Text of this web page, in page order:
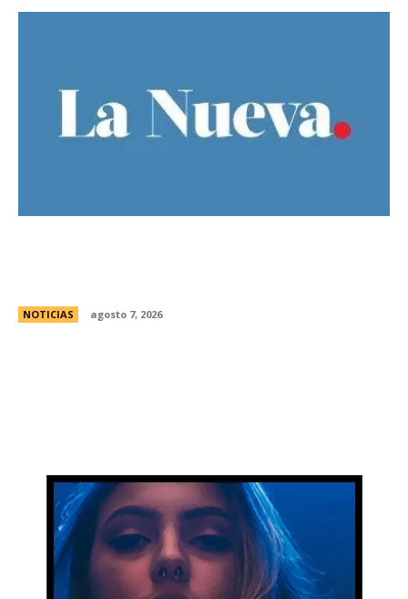
NOTICIAS agosto 7, 2026